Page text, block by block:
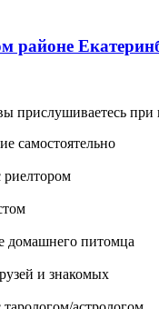
районе
прислушиваетесь при
самостоятельно
риелтором
домашнего питомца
и знакомых